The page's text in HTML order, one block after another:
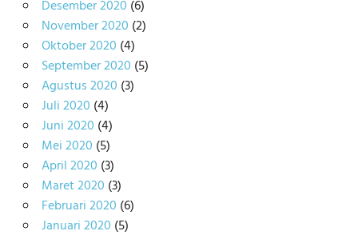
Desember 2020 (6)
November 2020 (2)
Oktober 2020 (4)
September 2020 (5)
Agustus 2020 (3)
Juli 2020 (4)
Juni 2020 (4)
Mei 2020 (5)
April 2020 (3)
Maret 2020 (3)
Februari 2020 (6)
Januari 2020 (5)